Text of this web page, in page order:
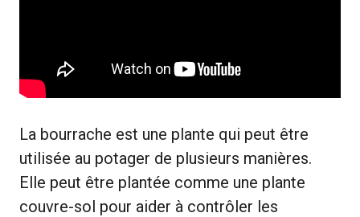
La bourrache est une plante qui peut être
utilisée au potager de plusieurs manières.
Elle peut être plantée comme une plante
couvre-sol pour aider à contrôler les